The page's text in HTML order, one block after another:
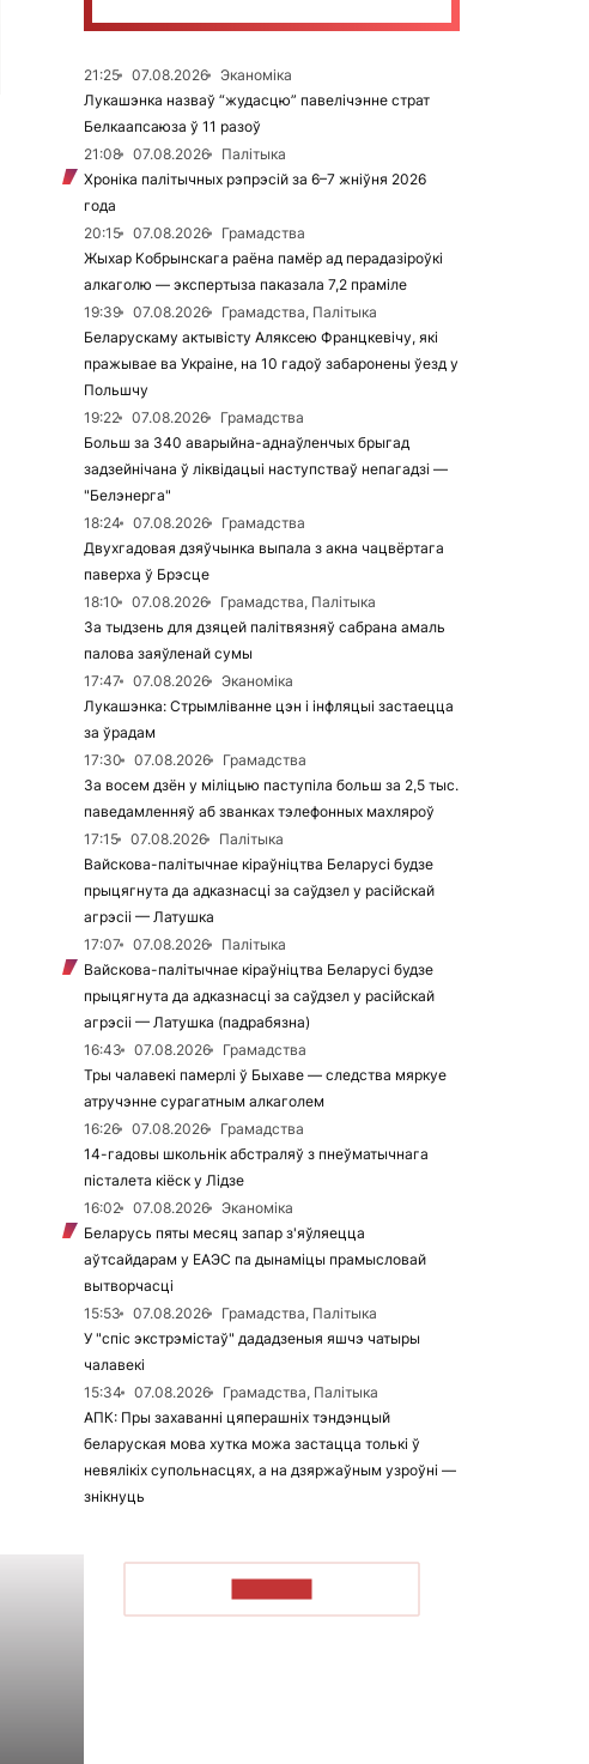
21:25 07.08.2026
Эканоміка
Лукашэнка назваў “жудасцю” павелічэнне страт
Белкаапсаюза ў 11 разоў
21:08
07.08.2026
Палітыка
Хроніка палітычных рэпрэсій за 6–7 жніўня 2026
года
20:15
07.08.2026
Грамадства
Жыхар Кобрынскага раёна памёр ад перадазіроўкі
алкаголю — экспертыза паказала 7,2 праміле
19:39
07.08.2026
Грамадства, Палітыка
Беларускаму актывісту Аляксею Францкевічу, які
пражывае ва Украіне, на 10 гадоў забаронены ўезд у
Польшчу
19:22
07.08.2026
Грамадства
Больш за 340 аварыйна-аднаўленчых брыгад
задзейнічана ў ліквідацыі наступстваў непагадзі —
"Белэнерга"
18:24
07.08.2026
Грамадства
Двухгадовая дзяўчынка выпала з акна чацвёртага
паверха ў Брэсце
18:10
07.08.2026
Грамадства, Палітыка
За тыдзень для дзяцей палітвязняў сабрана амаль
палова заяўленай сумы
17:47
07.08.2026
Эканоміка
Лукашэнка: Стрымліванне цэн і інфляцыі застаецца
за ўрадам
17:30
07.08.2026
Грамадства
За восем дзён у міліцыю паступіла больш за 2,5 тыс.
паведамленняў аб званках тэлефонных махляроў
17:15
07.08.2026
Палітыка
Вайскова-палітычнае кіраўніцтва Беларусі будзе
прыцягнута да адказнасці за саўдзел у расійскай
агрэсіі — Латушка
17:07
07.08.2026
Палітыка
Вайскова-палітычнае кіраўніцтва Беларусі будзе
прыцягнута да адказнасці за саўдзел у расійскай
агрэсіі — Латушка (падрабязна)
16:43
07.08.2026
Грамадства
Тры чалавекі памерлі ў Быхаве — следства мяркуе
атручэнне сурагатным алкаголем
16:26
07.08.2026
Грамадства
14-гадовы школьнік абстраляў з пнеўматычнага
пісталета кіёск у Лідзе
16:02
07.08.2026
Эканоміка
Беларусь пяты месяц запар з'яўляецца
аўтсайдарам у ЕАЭС па дынаміцы прамысловай
вытворчасці
15:53
07.08.2026
Грамадства, Палітыка
У "спіс экстрэмістаў" дададзеныя яшчэ чатыры
чалавекі
15:34
07.08.2026
Грамадства, Палітыка
АПК: Пры захаванні цяперашніх тэндэнцый
беларуская мова хутка можа застацца толькі ў
невялікіх супольнасцях, а на дзяржаўным узроўні —
знікнуць